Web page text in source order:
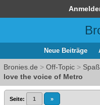
Neue Beiträge
Bronies.de > Off-Topic >
love the voice of Metro
Seite: 1 »